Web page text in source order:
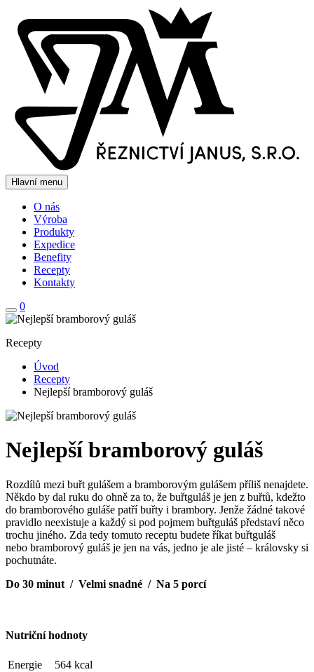
Hlavní menu
O nás
Výroba
Produkty
Expedice
Benefity
Recepty
Kontakty
0
Recepty
Úvod
Recepty
Nejlepší bramborový guláš
Nejlepší bramborový guláš
Rozdílů mezi buřt gulášem a bramborovým gulášem příliš nenajdete.
Někdo by dal ruku do ohně za to, že buřtguláš je jen z buřtů, kdežto
do bramborového guláše patří buřty i brambory. Jenže žádné takové
pravidlo neexistuje a každý si pod pojmem buřtguláš představí něco
trochu jiného. Zda tedy tomuto receptu budete říkat buřtguláš
nebo bramborový guláš je jen na vás, jedno je ale jisté – královsky si
pochutnáte.
Do 30 minut / Velmi snadné / Na 5 porcí
Nutriční hodnoty
Energie
564 kcal